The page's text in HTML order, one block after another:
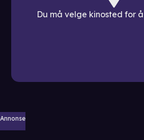
Du må velge kinosted for å
Annonse